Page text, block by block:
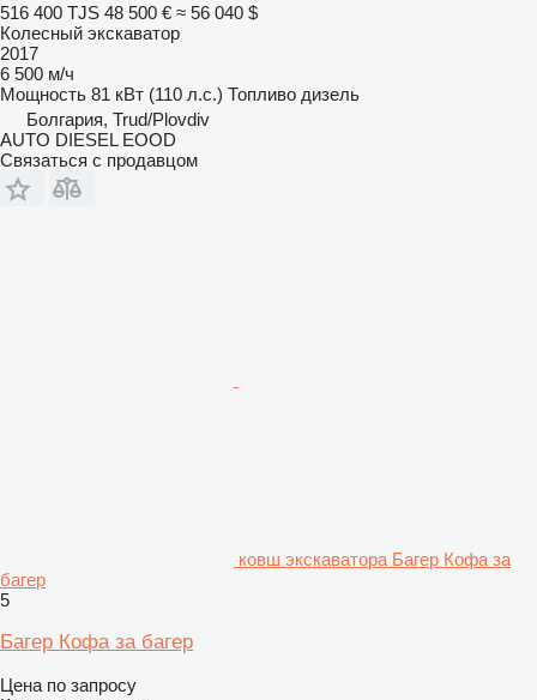
516 400 TJS 48 500 € ≈ 56 040 $
Колесный экскаватор
2017
6 500 м/ч
Мощность 81 кВт (110 л.с.) Топливо дизель
Болгария, Trud/Plovdiv
AUTO DIESEL EOOD
Связаться с продавцом
ковш экскаватора Багер Кофа за
багер
5
Багер Кофа за багер
Цена по запросу